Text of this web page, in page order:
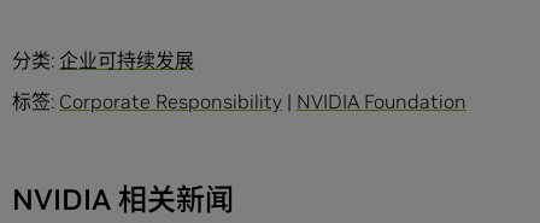
分类: 企业可持续发展
标签: Corporate Responsibility | NVIDIA Foundation
NVIDIA 相关新闻